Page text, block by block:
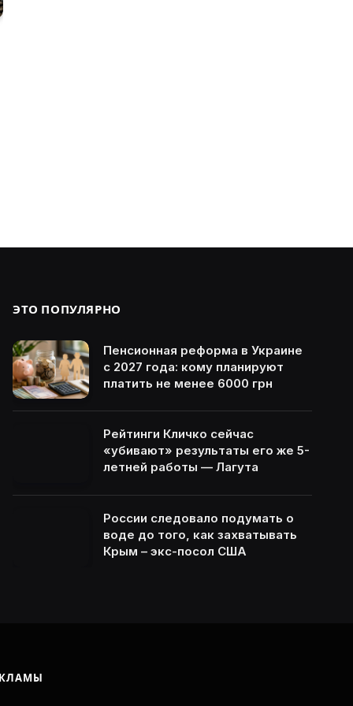
ЭТО ПОПУЛЯРНО
Пенсионная реформа в Украине
с 2027 года: кому планируют
платить не менее 6000 грн
Рейтинги Кличко сейчас
«убивают» результаты его же 5-
летней работы — Лагута
России следовало подумать о
воде до того, как захватывать
Крым – экс-посол США